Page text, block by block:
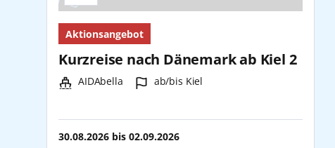
Aktionsangebot
Kurzreise nach Dänemark ab Kiel 2
Schiff:
AIDAbella Hafen:
ab/bis Kiel
30.08.2026 bis 02.09.2026